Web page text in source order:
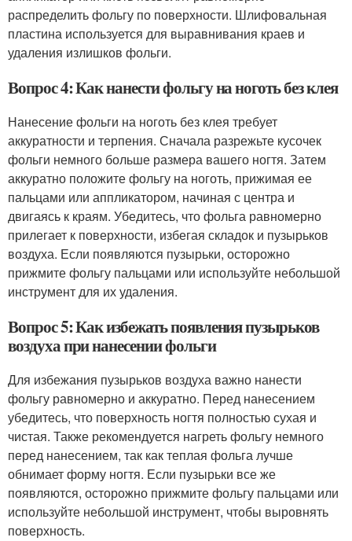
распределить фольгу по поверхности. Шлифовальная
пластина используется для выравнивания краев и
удаления излишков фольги.
Вопрос 4: Как нанести фольгу на ноготь без клея
Нанесение фольги на ноготь без клея требует
аккуратности и терпения. Сначала разрежьте кусочек
фольги немного больше размера вашего ногтя. Затем
аккуратно положите фольгу на ноготь, прижимая ее
пальцами или аппликатором, начиная с центра и
двигаясь к краям. Убедитесь, что фольга равномерно
прилегает к поверхности, избегая складок и пузырьков
воздуха. Если появляются пузырьки, осторожно
прижмите фольгу пальцами или используйте небольшой
инструмент для их удаления.
Вопрос 5: Как избежать появления пузырьков
воздуха при нанесении фольги
Для избежания пузырьков воздуха важно нанести
фольгу равномерно и аккуратно. Перед нанесением
убедитесь, что поверхность ногтя полностью сухая и
чистая. Также рекомендуется нагреть фольгу немного
перед нанесением, так как теплая фольга лучше
обнимает форму ногтя. Если пузырьки все же
появляются, осторожно прижмите фольгу пальцами или
используйте небольшой инструмент, чтобы выровнять
поверхность.